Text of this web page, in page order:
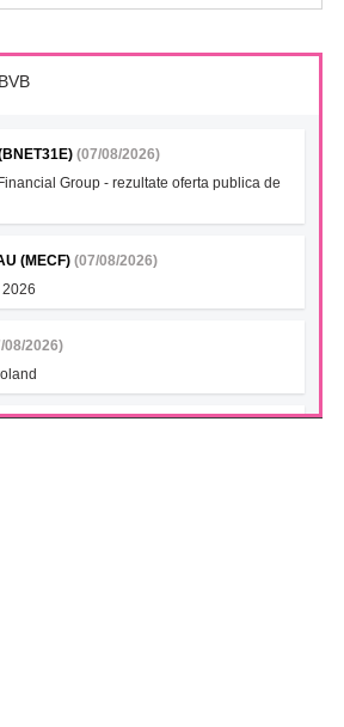
(07/08/2026)
Group - rezultate oferta publica de
(MECF) (07/08/2026)
08/2026)